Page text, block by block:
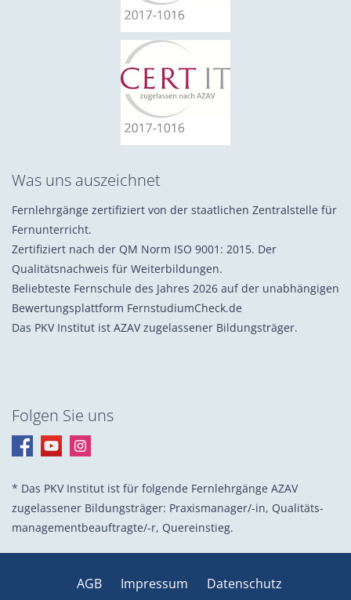
Was uns auszeichnet
Fernlehrgänge zertifiziert von der staatlichen Zentralstelle für
Fernunterricht.
Zertifiziert nach der QM Norm ISO 9001: 2015. Der
Qualitätsnachweis für Weiterbildungen.
Beliebteste Fernschule des Jahres 2026 auf der unabhängigen
Bewertungsplattform FernstudiumCheck.de
Das PKV Institut ist AZAV zugelassener Bildungsträger.
Folgen Sie uns
* Das PKV Institut ist für folgende Fernlehrgänge AZAV
zugelassener Bildungsträger: Praxis­manager/-in, Quali­täts­
management­beauf­tragte/-r, Quer­einstieg.
AGB Impressum
Datenschutz